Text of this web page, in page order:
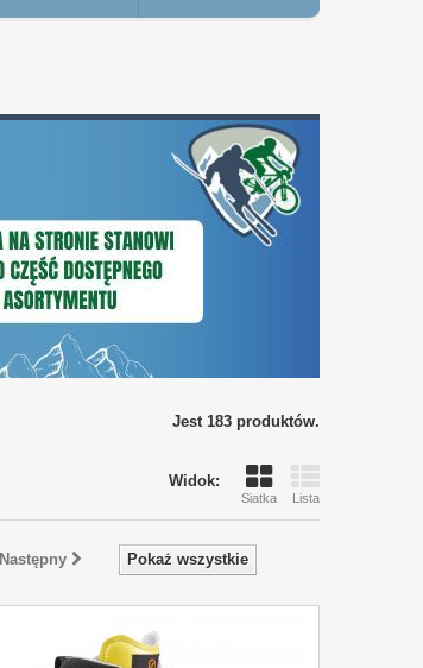
Jest 183 produktów.
Widok:
Siatka Lista
Pokaż wszystkie
Następny